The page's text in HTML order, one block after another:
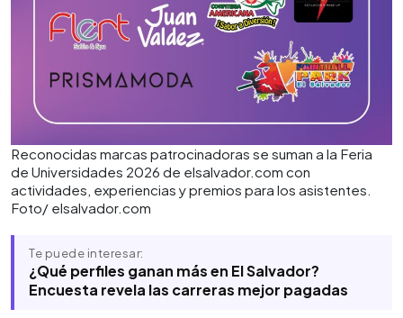
Reconocidas marcas patrocinadoras se suman a la Feria
de Universidades 2026 de elsalvador.com con
actividades, experiencias y premios para los asistentes.
Foto/ elsalvador.com
Te puede interesar:
¿Qué perfiles ganan más en El Salvador?
Encuesta revela las carreras mejor pagadas